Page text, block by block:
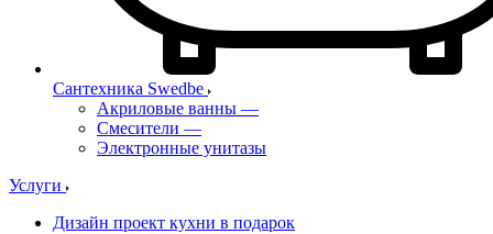
Сантехника Swedbe
Акриловые ванны —
Смесители —
Электронные унитазы
Услуги
Дизайн проект кухни в подарок